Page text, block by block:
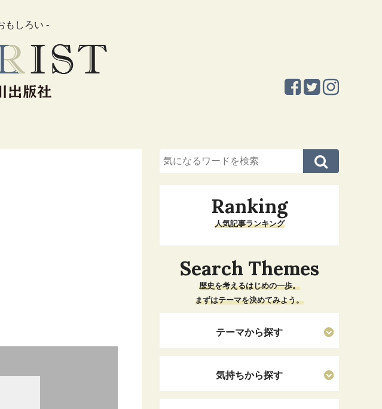
もしろい -
Ranking
人気記事ランキング
Search Themes
歴史を考えるはじめの一歩。
まずはテーマを決めてみよう。
テーマから探す
気持ちから探す